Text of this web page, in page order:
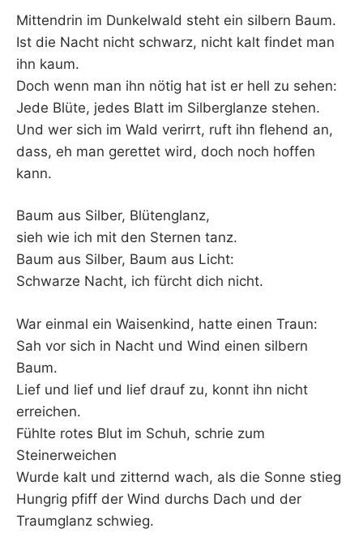
–
F
I
L
F
O
L
K
Mittendrin im Dunkelwald steht ein silbern Baum.
Ist die Nacht nicht schwarz, nicht kalt findet man
ihn kaum.
Doch wenn man ihn nötig hat ist er hell zu sehen:
Jede Blüte, jedes Blatt im Silberglanze stehen.
Und wer sich im Wald verirrt, ruft ihn flehend an,
dass, eh man gerettet wird, doch noch hoffen
kann.
Baum aus Silber, Blütenglanz,
sieh wie ich mit den Sternen tanz.
Baum aus Silber, Baum aus Licht:
Schwarze Nacht, ich fürcht dich nicht.
War einmal ein Waisenkind, hatte einen Traun:
Sah vor sich in Nacht und Wind einen silbern
Baum.
Lief und lief und lief drauf zu, konnt ihn nicht
erreichen.
Fühlte rotes Blut im Schuh, schrie zum
Steinerweichen
Wurde kalt und zitternd wach, als die Sonne stieg
Hungrig pfiff der Wind durchs Dach und der
Traumglanz schwieg.